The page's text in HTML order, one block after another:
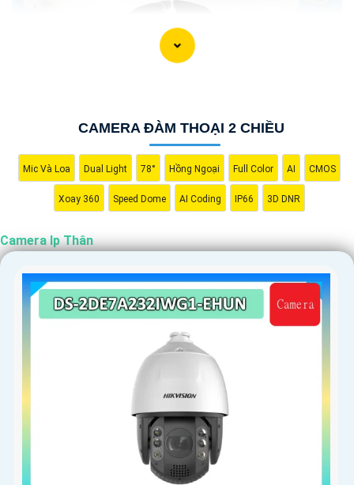
'
CAMERA ĐÀM THOẠI 2 CHIỀU
Mic Và Loa Dual Light 78° Hồng Ngoại Full Color AI CMOS
Xoay 360 Speed Dome AI Coding IP66 3D DNR
Camera Ip Thân